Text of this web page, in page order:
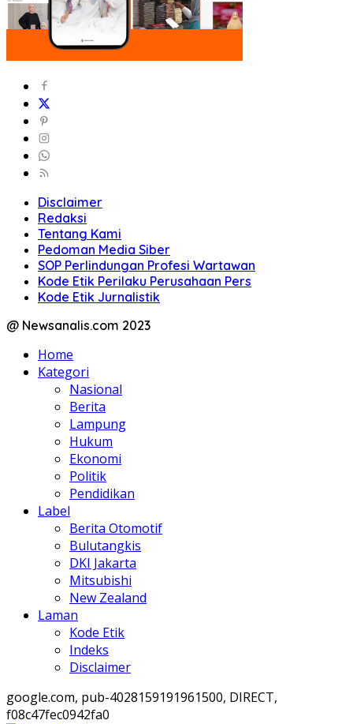
Disclaimer
Redaksi
Tentang Kami
Pedoman Media Siber
SOP Perlindungan Profesi Wartawan
Kode Etik Perilaku Perusahaan Pers
Kode Etik Jurnalistik
@ Newsanalis.com 2023
Home
Kategori
Nasional
Berita
Lampung
Hukum
Ekonomi
Politik
Pendidikan
Label
Berita Otomotif
Bulutangkis
DKI Jakarta
Mitsubishi
New Zealand
Laman
Kode Etik
Indeks
Disclaimer
google.com, pub-4028159191961500, DIRECT,
f08c47fec0942fa0